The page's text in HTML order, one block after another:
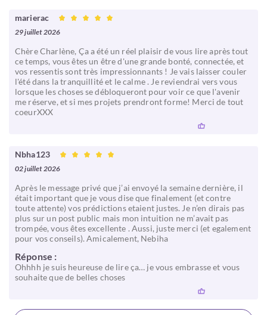
marierac
29 juillet 2026
Chère Charlène, Ça a été un réel plaisir de vous lire après tout
ce temps, vous êtes un être d'une grande bonté, connectée, et
vos ressentis sont très impressionnants ! Je vais laisser couler
l'été dans la tranquillité et le calme . Je reviendrai vers vous
lorsque les choses se débloqueront pour voir ce que l'avenir
me réserve, et si mes projets prendront forme! Merci de tout
coeurXXX
Nbha123
02 juillet 2026
Après le message privé que j’ai envoyé la semaine dernière, il
était important que je vous dise que finalement (et contre
toute attente) vos prédictions etaient justes. Je n’en dirais pas
plus sur un post public mais mon intuition ne m’avait pas
trompée, vous êtes excellente . Aussi, juste merci (et egalement
pour vos conseils). Amicalement, Nebiha
Réponse :
Ohhhh je suis heureuse de lire ça… je vous embrasse et vous
souhaite que de belles choses